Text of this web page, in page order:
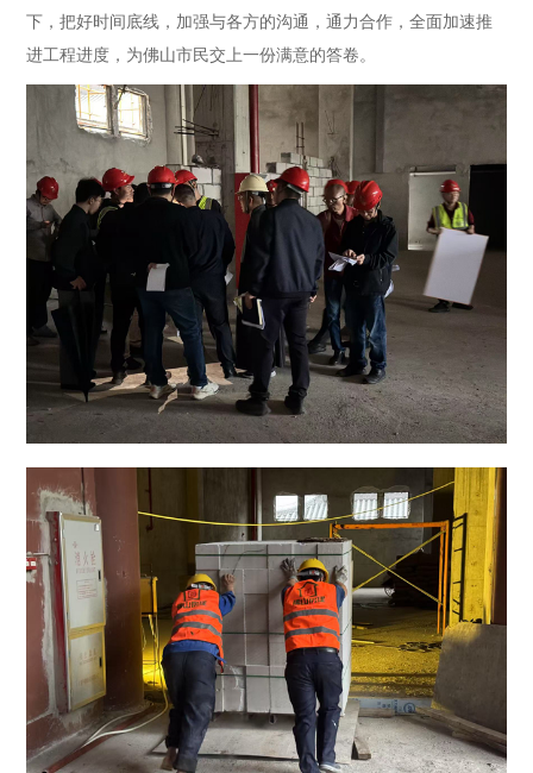
下，把好时间底线，加强与各方的沟通，通力合作，全面加速推
进工程进度，为佛山市民交上一份满意的答卷。